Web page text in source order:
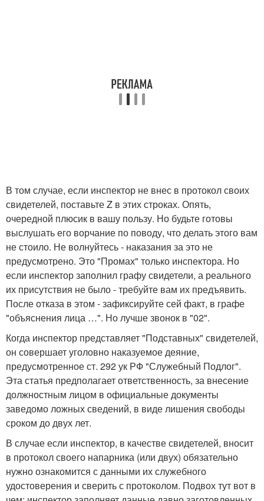
В том случае, если инспектор не внес в протокол своих
свидетелей, поставьте Z в этих строках. Опять,
очередной плюсик в вашу пользу. Но будьте готовы
выслушать его ворчание по поводу, что делать этого вам
не стоило. Не волнуйтесь - наказания за это не
предусмотрено. Это "Промах" только инспектора. Но
если инспектор заполнил графу свидетели, а реального
их присутствия не было - требуйте вам их предъявить.
После отказа в этом - зафиксируйте сей факт, в графе
"объяснения лица …". Но лучше звонок в "02".
Когда инспектор представляет "Подставных" свидетелей,
он совершает уголовно наказуемое деяние,
предусмотренное ст. 292 ук РФ "Служебный Подлог".
Эта статья предполагает ответственность, за внесение
должностным лицом в официальные документы
заведомо ложных сведений, в виде лишения свободы
сроком до двух лет.
В случае если инспектор, в качестве свидетелей, вносит
в протокол своего напарника (или двух) обязательно
нужно ознакомится с данными их служебного
удостоверения и сверить с протоколом. Подвох тут вот в